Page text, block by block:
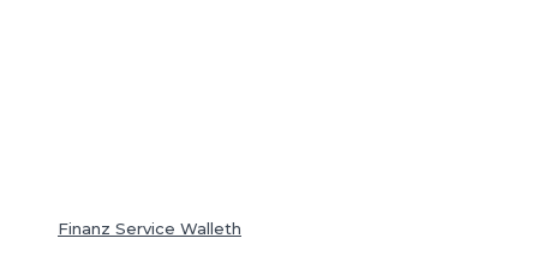
Finanz Service Walleth